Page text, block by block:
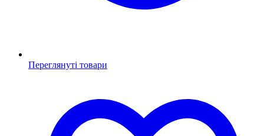
Переглянуті товари